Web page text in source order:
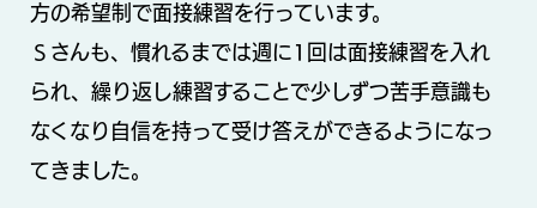
方の希望制で面接練習を行っています。
Ｓさんも、慣れるまでは週に1回は面接練習を入れ
られ、繰り返し練習することで少しずつ苦手意識も
なくなり自信を持って受け答えができるようになっ
てきました。